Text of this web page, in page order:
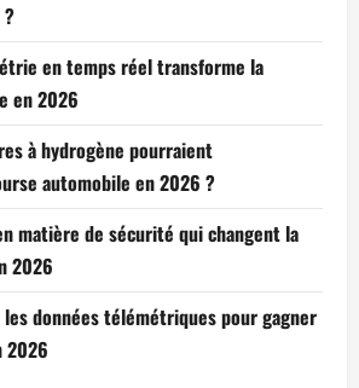
en temps réel transforme la
en 2026
à hydrogène pourraient
automobile en 2026 ?
matière de sécurité qui changent la
2026
données télémétriques pour gagner
2026